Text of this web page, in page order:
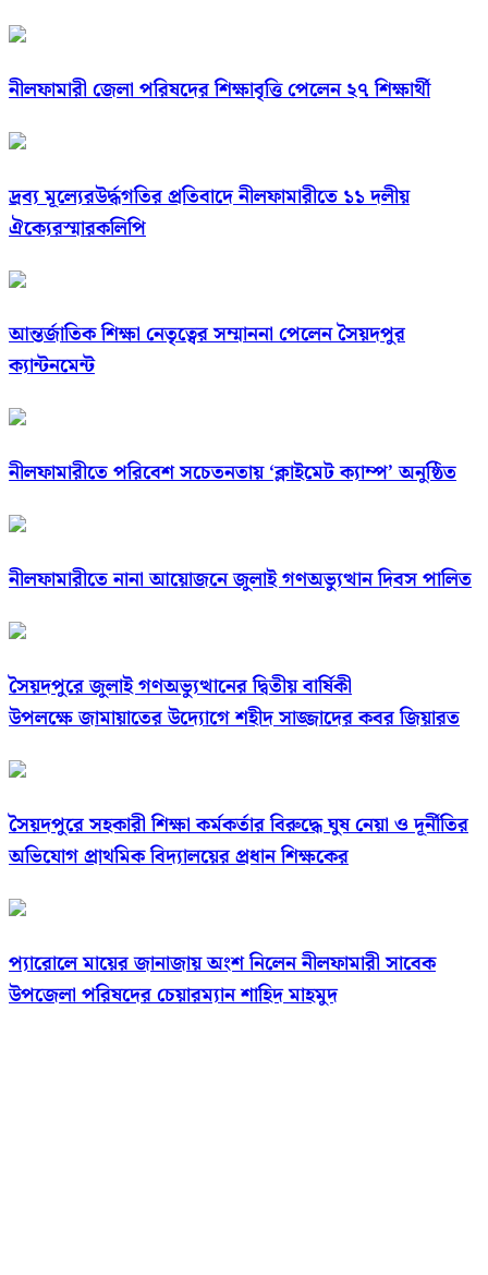
নীলফামারী জেলা পরিষদের শিক্ষাবৃত্তি পেলেন ২৭ শিক্ষার্থী
দ্রব্য মূল্যেরউর্দ্ধগতির প্রতিবাদে নীলফামারীতে ১১ দলীয়
ঐক্যেরস্মারকলিপি
আন্তর্জাতিক শিক্ষা নেতৃত্বের সম্মাননা পেলেন সৈয়দপুর
ক্যান্টনমেন্ট
নীলফামারীতে পরিবেশ সচেতনতায় ‘ক্লাইমেট ক্যাম্প’ অনুষ্ঠিত
নীলফামারীতে নানা আয়োজনে জুলাই গণঅভ্যুত্থান দিবস পালিত
সৈয়দপুরে জুলাই গণঅভ্যুত্থানের দ্বিতীয় বার্ষিকী
উপলক্ষে জামায়াতের উদ্যোগে শহীদ সাজ্জাদের কবর জিয়ারত
সৈয়দপুরে সহকারী শিক্ষা কর্মকর্তার বিরুদ্ধে ঘুষ নেয়া ও দূর্নীতির
অভিযোগ প্রাথমিক বিদ্যালয়ের প্রধান শিক্ষকের
প্যারোলে মায়ের জানাজায় অংশ নিলেন নীলফামারী সাবেক
উপজেলা পরিষদের চেয়ারম্যান শাহিদ মাহমুদ